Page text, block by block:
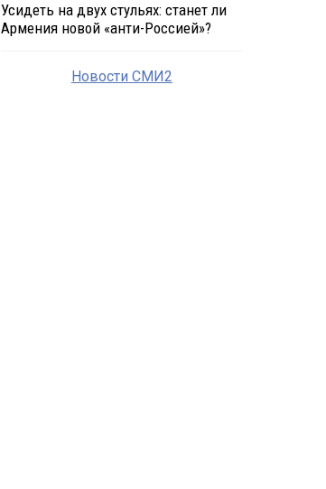
Усидеть на двух стульях: станет ли
Армения новой «анти-Россией»?
Новости СМИ2